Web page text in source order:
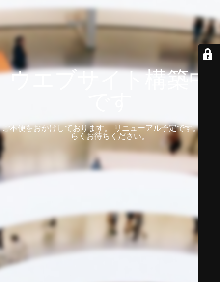
ウエブサイト構築中
ご不便をおかけしております。 リニューアル予定です。 しば
らくお待ちください。